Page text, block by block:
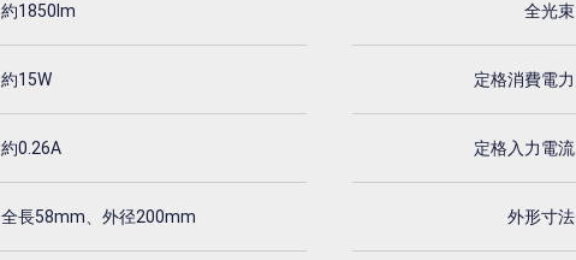
約1850lm
約15W
約0.26A
全長58mm、外径200mm
全光束
定格消費電力
定格入力電流
外形寸法